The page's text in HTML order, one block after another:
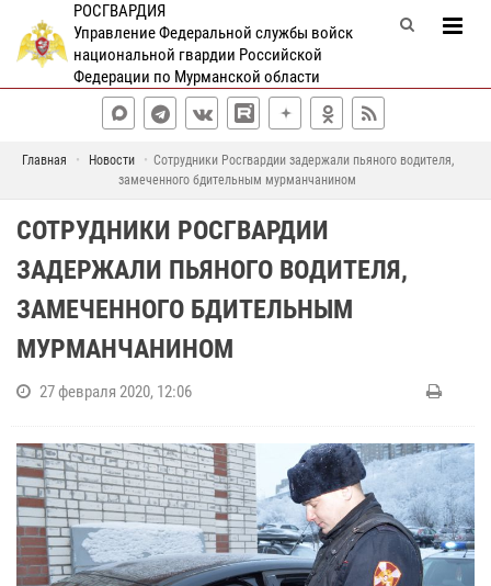
РОСГВАРДИЯ
Управление Федеральной службы войск
национальной гвардии Российской
Федерации по Мурманской области
Главная Новости
Сотрудники Росгвардии задержали пьяного водителя,
замеченного бдительным мурманчанином
СОТРУДНИКИ РОСГВАРДИИ
ЗАДЕРЖАЛИ ПЬЯНОГО ВОДИТЕЛЯ,
ЗАМЕЧЕННОГО БДИТЕЛЬНЫМ
МУРМАНЧАНИНОМ
27 февраля 2020, 12:06